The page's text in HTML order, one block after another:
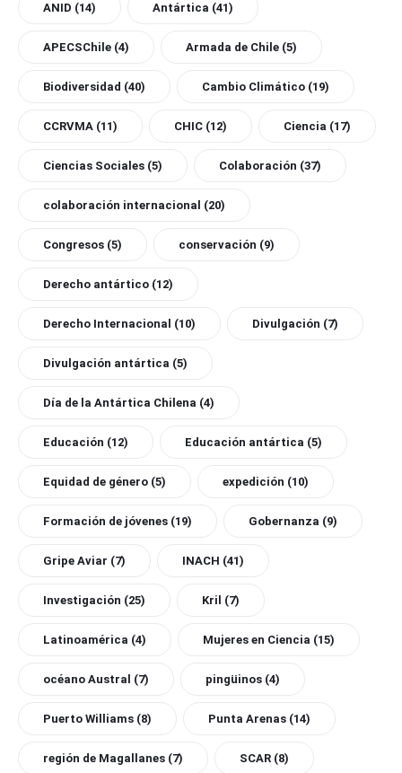
ANID (14) Antártica (41)
APECSChile (4) Armada de Chile (5)
Biodiversidad (40) Cambio Climático (19)
CCRVMA (11) CHIC (12) Ciencia (17)
Ciencias Sociales (5) Colaboración (37)
colaboración internacional (20)
Congresos (5) conservación (9)
Derecho antártico (12)
Derecho Internacional (10) Divulgación (7)
Divulgación antártica (5)
Día de la Antártica Chilena (4)
Educación (12) Educación antártica (5)
Equidad de género (5) expedición (10)
Formación de jóvenes (19) Gobernanza (9)
Gripe Aviar (7) INACH (41)
Investigación (25) Kril (7)
Latinoamérica (4) Mujeres en Ciencia (15)
océano Austral (7) pingüinos (4)
Puerto Williams (8) Punta Arenas (14)
región de Magallanes (7) SCAR (8)